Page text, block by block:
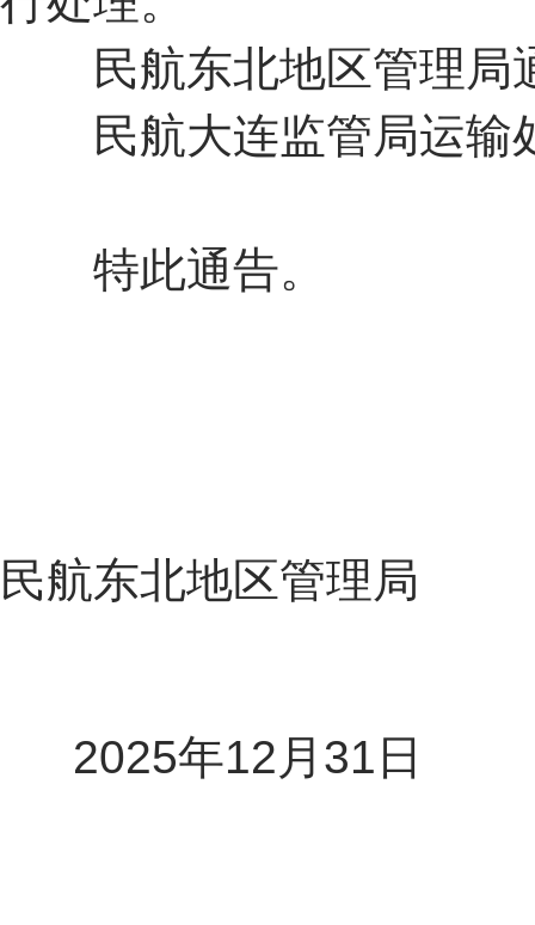
民航东北地区管理局
民航大连监管局运输
特此通告。
民航东北地区管理局
2025年12 月 31 日